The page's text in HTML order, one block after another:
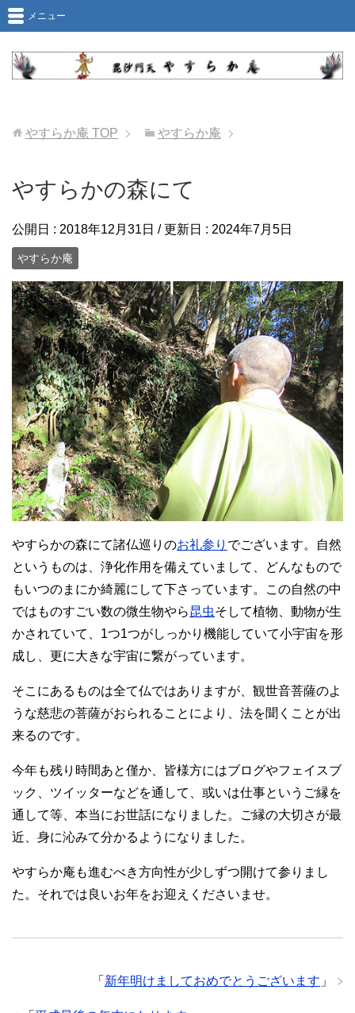
メニュー
やすらか庵 TOP やすらか庵
やすらかの森にて
公開日 : 2018年12月31日 / 更新日 : 2024年7月5日
やすらか庵
やすらかの森にて諸仏巡りのお礼参り でございます。自然
というものは、浄化作用を備えていまして、どんなもので
もいつのまにか綺麗にして下さっています。この自然の中
ではものすごい数の微生物やら昆虫そして植物、動物が生
かされていて、1つ1つがしっかり機能していて小宇宙を形
成し、更に大きな宇宙に繋がっています。
そこにあるものは全て仏ではありますが、観世音菩薩のよ
うな慈悲の菩薩がおられることにより、法を聞くことが出
来るのです。
今年も残り時間あと僅か、皆様方にはブログやフェイスブ
ック、ツイッターなどを通して、或いは仕事というご縁を
通して等、本当にお世話になりました。ご縁の大切さが最
近、身に沁みて分かるようになりました。
やすらか庵も進むべき方向性が少しずつ開けて参りまし
た。それでは良いお年をお迎えくださいませ。
「 新年明けましておめでとうございます 」